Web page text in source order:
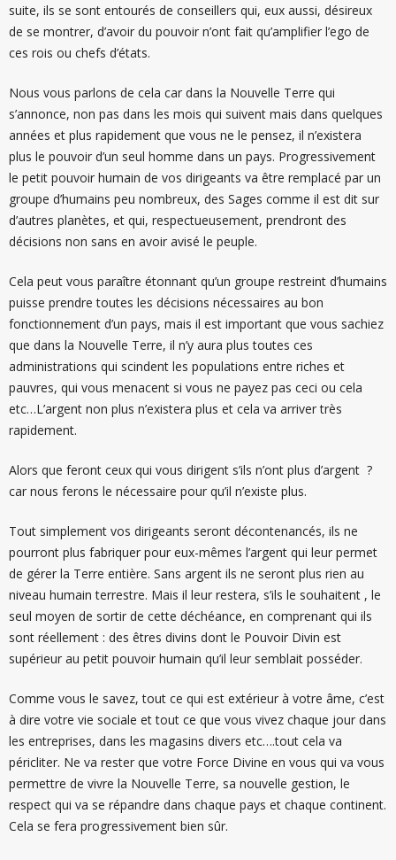
suite, ils se sont entourés de conseillers qui, eux aussi, désireux
de se montrer, d’avoir du pouvoir n’ont fait qu’amplifier l’ego de
ces rois ou chefs d’états.
Nous vous parlons de cela car dans la Nouvelle Terre qui
s’annonce, non pas dans les mois qui suivent mais dans quelques
années et plus rapidement que vous ne le pensez, il n’existera
plus le pouvoir d’un seul homme dans un pays. Progressivement
le petit pouvoir humain de vos dirigeants va être remplacé par un
groupe d’humains peu nombreux, des Sages comme il est dit sur
d’autres planètes, et qui, respectueusement, prendront des
décisions non sans en avoir avisé le peuple.
Cela peut vous paraître étonnant qu’un groupe restreint d’humains
puisse prendre toutes les décisions nécessaires au bon
fonctionnement d’un pays, mais il est important que vous sachiez
que dans la Nouvelle Terre, il n’y aura plus toutes ces
administrations qui scindent les populations entre riches et
pauvres, qui vous menacent si vous ne payez pas ceci ou cela
etc…L’argent non plus n’existera plus et cela va arriver très
rapidement.
Alors que feront ceux qui vous dirigent s’ils n’ont plus d’argent ?
car nous ferons le nécessaire pour qu’il n’existe plus.
Tout simplement vos dirigeants seront décontenancés, ils ne
pourront plus fabriquer pour eux-mêmes l’argent qui leur permet
de gérer la Terre entière. Sans argent ils ne seront plus rien au
niveau humain terrestre. Mais il leur restera, s’ils le souhaitent , le
seul moyen de sortir de cette déchéance, en comprenant qui ils
sont réellement : des êtres divins dont le Pouvoir Divin est
supérieur au petit pouvoir humain qu’il leur semblait posséder.
Comme vous le savez, tout ce qui est extérieur à votre âme, c’est
à dire votre vie sociale et tout ce que vous vivez chaque jour dans
les entreprises, dans les magasins divers etc….tout cela va
péricliter. Ne va rester que votre Force Divine en vous qui va vous
permettre de vivre la Nouvelle Terre, sa nouvelle gestion, le
respect qui va se répandre dans chaque pays et chaque continent.
Cela se fera progressivement bien sûr.